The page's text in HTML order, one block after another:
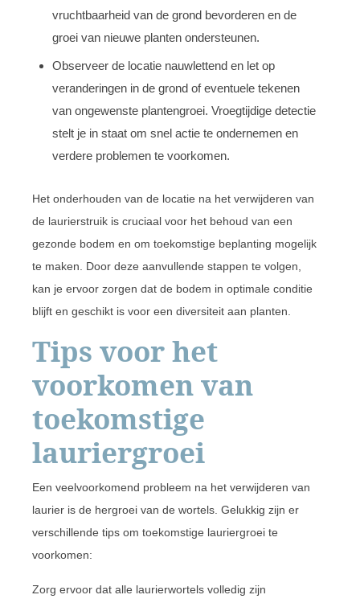
vruchtbaarheid van de grond bevorderen en de
groei van nieuwe planten ondersteunen.
Observeer de locatie nauwlettend en let op
veranderingen in de grond of eventuele tekenen
van ongewenste plantengroei. Vroegtijdige detectie
stelt je in staat om snel actie te ondernemen en
verdere problemen te voorkomen.
Het onderhouden van de locatie na het verwijderen van
de laurierstruik is cruciaal voor het behoud van een
gezonde bodem en om toekomstige beplanting mogelijk
te maken. Door deze aanvullende stappen te volgen,
kan je ervoor zorgen dat de bodem in optimale conditie
blijft en geschikt is voor een diversiteit aan planten.
Tips voor het
voorkomen van
toekomstige
lauriergroei
Een veelvoorkomend probleem na het verwijderen van
laurier is de hergroei van de wortels. Gelukkig zijn er
verschillende tips om toekomstige lauriergroei te
voorkomen:
Zorg ervoor dat alle laurierwortels volledig zijn